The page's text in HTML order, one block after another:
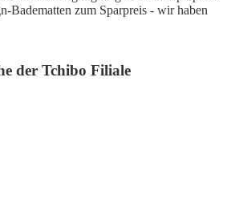
Badematten zum Sparpreis - wir haben
der Tchibo Filiale